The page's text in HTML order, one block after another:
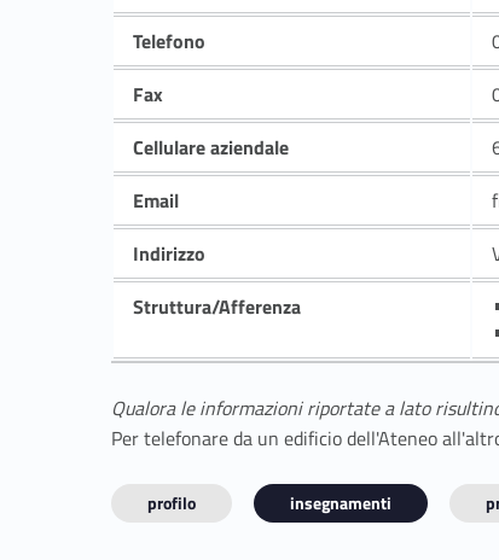
Telefono
Fax
Cellulare aziendale
Email
Indirizzo
Struttura/Afferenza
Qualora le informazioni riportate a lato
Per telefonare da un edificio dell'Ateneo
profilo insegnamenti